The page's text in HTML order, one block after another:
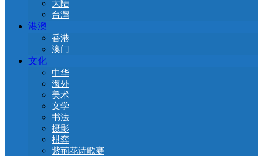
大陆
台灣
港澳
香港
澳门
文化
中华
海外
美术
文学
书法
摄影
棋弈
紫荊花诗歌赛